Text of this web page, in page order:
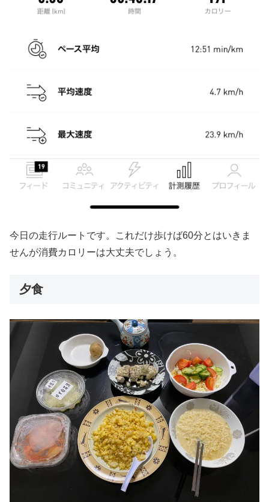
今日の走行ルートです。これだけ歩けば60分とはいきま
せんが消費カロリーは大丈夫でしょう。
夕食